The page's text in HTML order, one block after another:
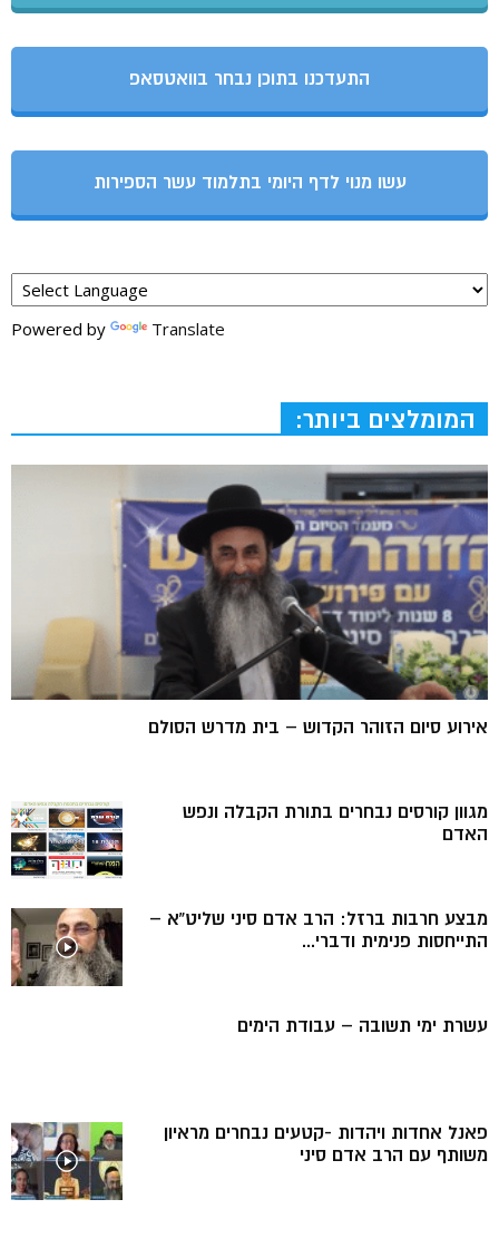
התעדכנו בתוכן נבחר בוואטסאפ
עשו מנוי לדף היומי בתלמוד עשר הספירות
Powered by Translate
המומלצים ביותר:
אירוע סיום הזוהר הקדוש – בית מדרש הסולם
מגוון קורסים נבחרים בתורת הקבלה ונפש
האדם
מבצע חרבות ברזל: הרב אדם סיני שליט”א –
התייחסות פנימית ודברי...
עשרת ימי תשובה – עבודת הימים
פאנל אחדות ויהדות -קטעים נבחרים מראיון
משותף עם הרב אדם סיני